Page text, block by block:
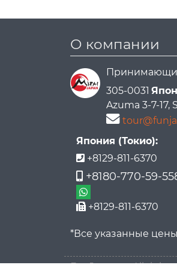
О компании
305-0031
Azuma 3-7-17,
Япония (Токио):
+8129-811-6370
+8180-770-59-
+8129-811-6370
*Все указанные